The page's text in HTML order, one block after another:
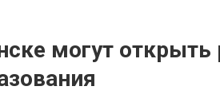
могут открыть